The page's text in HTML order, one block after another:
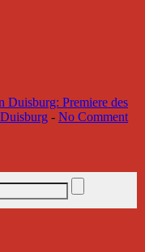
Duisburg: Premiere des
- No Comment